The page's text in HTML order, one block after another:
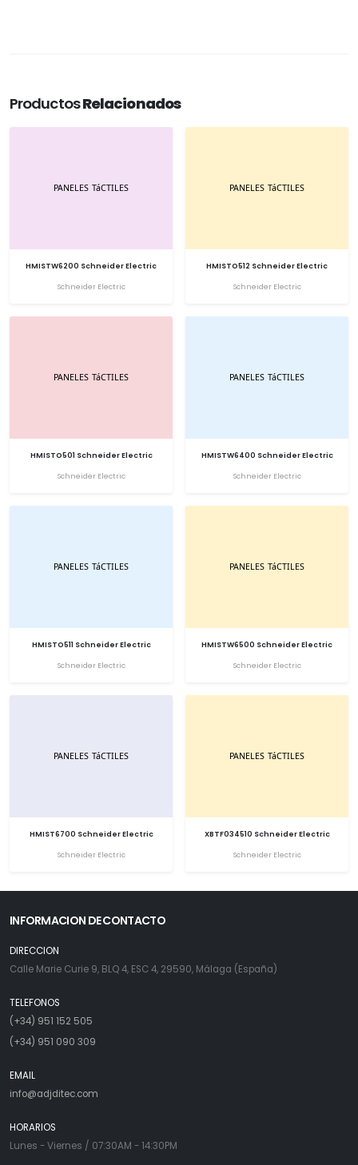
ProductosRelacionados
HMISTW6200 Schneider Electric
Schneider Electric
HMISTO512 Schneider Electric
Schneider Electric
HMISTO501 Schneider Electric
Schneider Electric
HMISTW6400 Schneider Electric
Schneider Electric
HMISTO511 Schneider Electric
Schneider Electric
HMISTW6500 Schneider Electric
Schneider Electric
HMIST6700 Schneider Electric
Schneider Electric
XBTF034510 Schneider Electric
Schneider Electric
INFORMACION DE CONTACTO
DIRECCION
Calle Marie Curie 9, BLQ 4, ESC 4, 29590, Málaga (España)
TELEFONOS
(+34) 951 152 505
(+34) 951 090 309
EMAIL
info@adjditec.com
HORARIOS
Lunes - Viernes / 07:30AM - 14:30PM